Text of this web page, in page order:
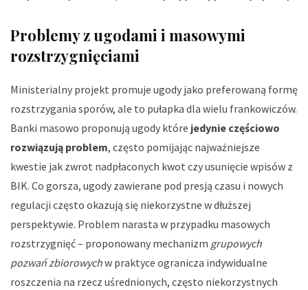
Problemy z ugodami i masowymi
rozstrzygnięciami
Ministerialny projekt promuje ugody jako preferowaną formę
rozstrzygania sporów, ale to pułapka dla wielu frankowiczów.
Banki masowo proponują ugody które jedynie częściowo
rozwiązują problem, często pomijając najważniejsze
kwestie jak zwrot nadpłaconych kwot czy usunięcie wpisów z
BIK. Co gorsza, ugody zawierane pod presją czasu i nowych
regulacji często okazują się niekorzystne w dłuższej
perspektywie. Problem narasta w przypadku masowych
rozstrzygnięć – proponowany mechanizm grupowych
pozwań zbiorowychw praktyce ogranicza indywidualne
roszczenia na rzecz uśrednionych, często niekorzystnych